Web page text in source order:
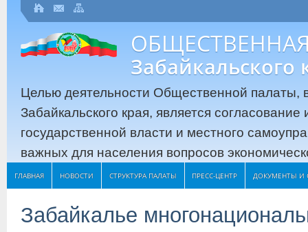
Забайкальского
Целью деятельности Общественной палаты,
Забайкальского края, является
государственной власти и местного
важных для населения вопросов
ГЛАВНАЯ НОВОСТИ СТРУКТУРА ПАЛАТЫ ПРЕСС-ЦЕНТР ДОКУМЕНТЫ И
Забайкалье